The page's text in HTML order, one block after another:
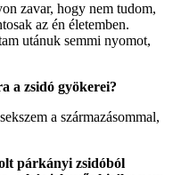
zavar, hogy nem tudom,
az én életemben.
utánuk semmi nyomot,
a zsidó gyökerei?
a származásommal,
párkányi zsidóból